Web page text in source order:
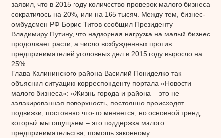
заявил, что в 2015 году количество проверок малого бизнеса
сократилось на 20%, или на 165 тысяч. Между тем, бизнес-
омбудсмен РФ Борис Титов сообщил Президенту
Владимиру Путину, что надзорная нагрузка на малый бизнес
продолжает расти, а число возбужденных против
предпринимателей уголовных дел в 2015 году выросло на
25%.
Глава Калининского района Василий Пониделко так
объяснил ситуацию корреспонденту портала «Новости
малого бизнеса»: «Жизнь города и района – это не
залакированная поверхность, постоянно происходят
подвижки, постоянно что-то меняется, но основной тренд,
который мы ощущаем – это поддержка малого
предпринимательства, помощь законному